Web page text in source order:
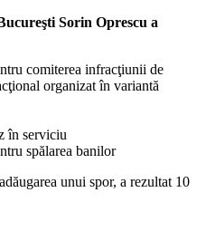
Sorin Oprescu a
comiterea infracţiunii de
organizat în variantă
în serviciu
spălarea banilor
unui spor, a rezultat 10